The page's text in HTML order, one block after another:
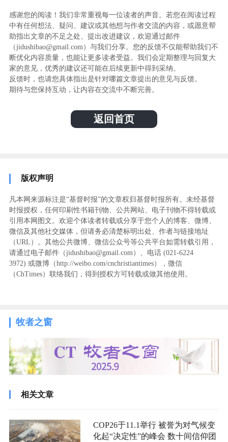
感谢您的阅读！我们非常重视每一位读者的声音。若您在阅读过程
中有任何想法、疑问、建议或其他想与作者交流的内容，或愿意帮
助指出文章的不足之处、提出改进建议，欢迎通过邮件
（jidushibao@gmail.com）与我们分享。您的反馈不仅能帮助我们不
断优化内容质量，也能让更多读者受益。我们会定期整理与回复大
家的意见，优秀的建议还可能在后续更新中得到采纳。
反馈时，也请您具体指出是针对哪篇文章提出的意见与反馈。
期待与您保持互动，让内容在交流中不断完善。
返回首页
版权声明
凡本网来源标注是“基督时报”的文章权归基督时报所有。未经基督
时报授权，任何印刷性书籍刊物、公共网站、电子刊物不得转载或
引用本网图文。欢迎个体读者转载或分享于您个人的博客、微博、
微信及其他社交媒体，但请务必清楚标明出处、作者与链接地址
（URL）。其他公共微博、微信公众号等公共平台如需转载引用，
请通过电子邮件（jidushibao@gmail.com）、电话 (021-6224
3972) ‬或微博（http://weibo.com/cnchristiantimes），微信
（ChTimes）联络我们，得到授权方可转载或做其他使用。
牧者之窗
相关文章
COP26于11.1举行 被誉为对气候变
化起“决定性”的峰会 数十间信仰团